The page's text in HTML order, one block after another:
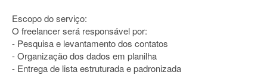
Escopo do serviço:
O freelancer será responsável por:
- Pesquisa e levantamento dos contatos
- Organização dos dados em planilha
- Entrega de lista estruturada e padronizada